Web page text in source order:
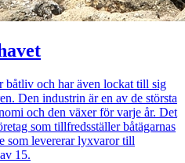
båtliv och har även lockat till sig
Den industrin är en av de största
och den växer för varje år. Det
som tillfredsställer båtägarnas
som levererar lyxvaror till
15.